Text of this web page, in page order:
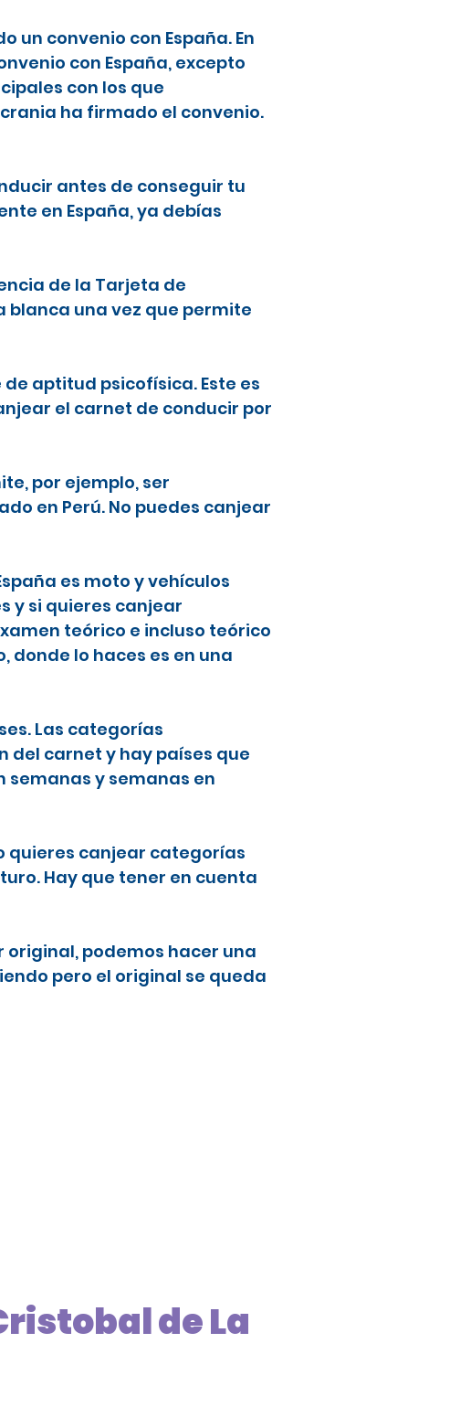
un convenio con España. En
con España, excepto
con los que
ha firmado el convenio.
antes de conseguir tu
en España, ya debías
de la Tarjeta de
blanca una vez que permite
aptitud psicofísica. Este es
el carnet de conducir por
por ejemplo, ser
en Perú. No puedes canjear
es moto y vehículos
y si quieres canjear
teórico e incluso teórico
donde lo haces es en una
Las categorías
del carnet y hay países que
semanas y semanas en
quieres canjear categorías
Hay que tener en cuenta
podemos hacer una
pero el original se queda
de La